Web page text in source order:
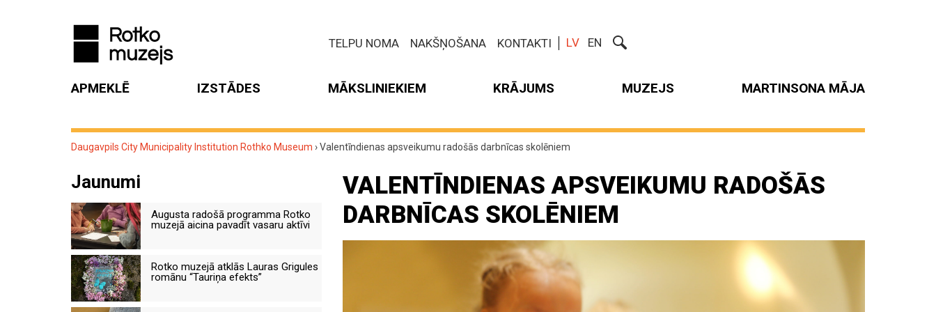
TELPU NOMA NAKŠŅOŠANA KONTAKTI LV EN
APMEKLĒ IZSTĀDES MĀKSLINIEKIEM KRĀJUMS MUZEJS MARTINSONA MĀJA
Daugavpils City Municipality Institution Rothko Museum ›Valentīndienas apsveikumu radošās darbnīcas skolēniem
VALENTĪNDIENAS APSVEIKUMU RADOŠĀS
DARBNĪCAS SKOLĒNIEM
Jaunumi
Augusta radošā programma Rotko
muzejā aicina pavadīt vasaru aktīvi
Rotko muzejā atklās Lauras Grigules
romānu “Tauriņa efekts”